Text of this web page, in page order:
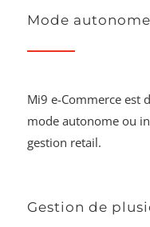
Mode
Mi9 e-Commerce est
mode autonome ou
gestion retail.
Gestion de